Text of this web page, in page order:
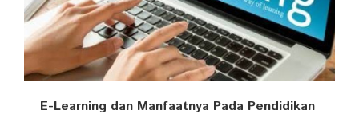
E-Learning dan Manfaatnya Pada Pendidikan